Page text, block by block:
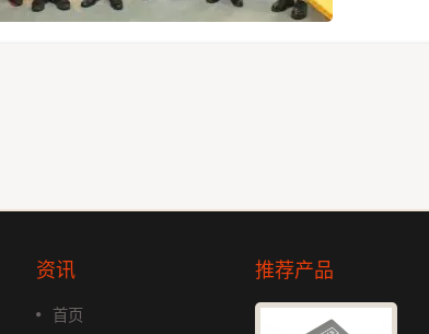
资讯
首页
推荐产品
MGS-1513-52Q